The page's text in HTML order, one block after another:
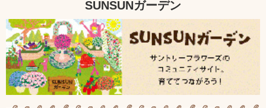
SUNSUNガーデン